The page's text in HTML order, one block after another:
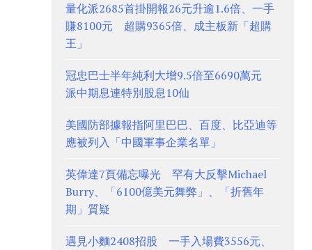
量化派2685首掛開報26元升逾1.6倍、一手
賺8100元 超購9365倍、成主板新「超購
王」
冠忠巴士半年純利大增9.5倍至6690萬元
派中期息連特別股息10仙
美國防部據報指阿里巴巴、百度、比亞迪等
應被列入「中國軍事企業名單」
英偉達7頁備忘曝光 罕有大反擊Michael
Burry、「6100億美元舞弊」、「折舊年
期」質疑
遇見小麵2408招股 一手入場費3556元、